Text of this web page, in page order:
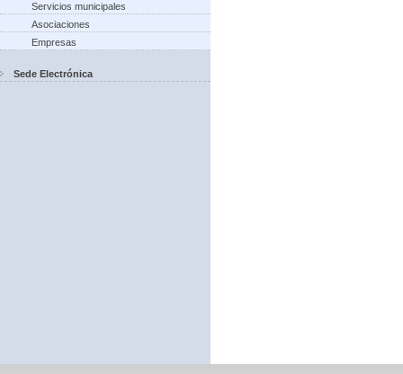
Servicios municipales
Asociaciones
Empresas
Sede Electrónica